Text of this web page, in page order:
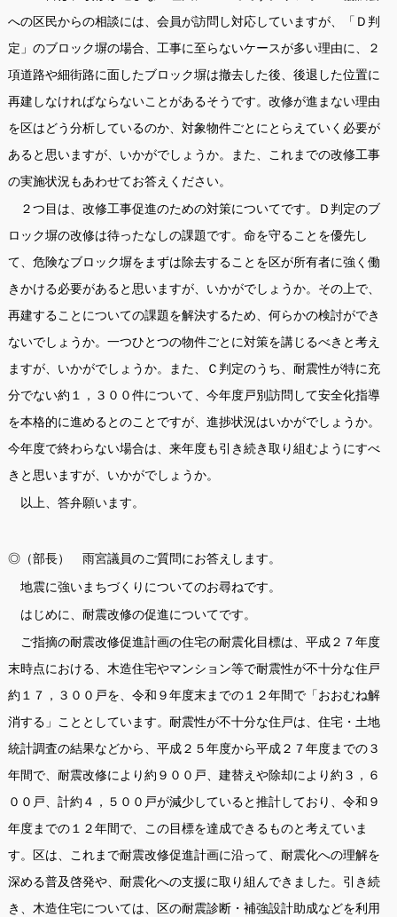
への区民からの相談には、会員が訪問し対応していますが、「Ｄ判
定」のブロック塀の場合、工事に至らないケースが多い理由に、２
項道路や細街路に面したブロック塀は撤去した後、後退した位置に
再建しなければならないことがあるそうです。改修が進まない理由
を区はどう分析しているのか、対象物件ごとにとらえていく必要が
あると思いますが、いかがでしょうか。また、これまでの改修工事
の実施状況もあわせてお答えください。
２つ目は、改修工事促進のための対策についてです。Ｄ判定のブ
ロック塀の改修は待ったなしの課題です。命を守ることを優先し
て、危険なブロック塀をまずは除去することを区が所有者に強く働
きかける必要があると思いますが、いかがでしょうか。その上で、
再建することについての課題を解決するため、何らかの検討ができ
ないでしょうか。一つひとつの物件ごとに対策を講じるべきと考え
ますが、いかがでしょうか。また、Ｃ判定のうち、耐震性が特に充
分でない約１，３００件について、今年度戸別訪問して安全化指導
を本格的に進めるとのことですが、進捗状況はいかがでしょうか。
今年度で終わらない場合は、来年度も引き続き取り組むようにすべ
きと思いますが、いかがでしょうか。
以上、答弁願います。
◎（部長） 雨宮議員のご質問にお答えします。
地震に強いまちづくりについてのお尋ねです。
はじめに、耐震改修の促進についてです。
ご指摘の耐震改修促進計画の住宅の耐震化目標は、平成２７年度
末時点における、木造住宅やマンション等で耐震性が不十分な住戸
約１７，３００戸を、令和９年度末までの１２年間で「おおむね解
消する」こととしています。耐震性が不十分な住戸は、住宅・土地
統計調査の結果などから、平成２５年度から平成２７年度までの３
年間で、耐震改修により約９００戸、建替えや除却により約３，６
００戸、計約４，５００戸が減少していると推計しており、令和９
年度までの１２年間で、この目標を達成できるものと考えていま
す。区は、これまで耐震改修促進計画に沿って、耐震化への理解を
深める普及啓発や、耐震化への支援に取り組んできました。引き続
き、木造住宅については、区の耐震診断・補強設計助成などを利用